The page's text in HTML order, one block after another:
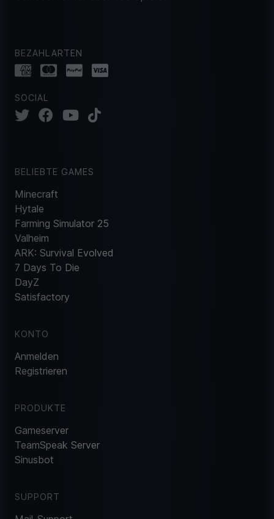
BEZAHLARTEN
SOCIAL
BELIEBTE GAMES
Minecraft
Hytale
Farming Simulator 25
Valheim
ARK: Survival Evolved
7 Days To Die
DayZ
Satisfactory
KONTO
Anmelden
Registrieren
PRODUKTE
Gameserver
TeamSpeak Server
Sinusbot
SUPPORT